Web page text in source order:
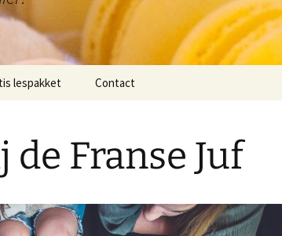
lespakket
Bonjour!
Je compte de 1-20
Contact
Franse Juf